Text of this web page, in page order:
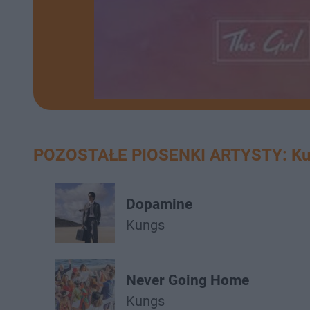
POZOSTAŁE PIOSENKI ARTYSTY:
Dopamine
Kungs
Never Going Home
Kungs